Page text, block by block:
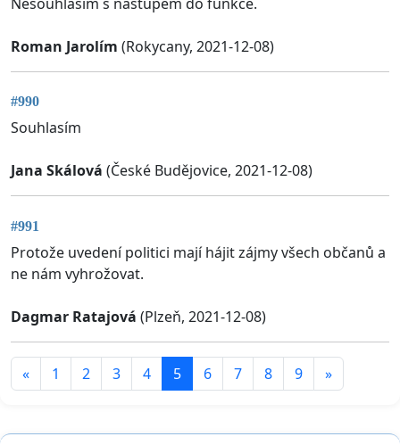
Roman Jarolím (Rokycany, 2021-12-08)
#990
Souhlasím
Jana Skálová (České Budějovice, 2021-12-08)
#991
Protože uvedení politici mají hájit zájmy všech občanů a
ne nám vyhrožovat.
Dagmar Ratajová (Plzeň, 2021-12-08)
« 1 2 3 4 5 6 7 8 9 »